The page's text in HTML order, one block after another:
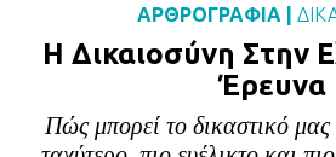
ΑΡΘΡΟΓΡΑΦΙΑ
Η Δικαιοσύνη Στην
Έρευνα
Πώς μπορεί το δικαστικό μας